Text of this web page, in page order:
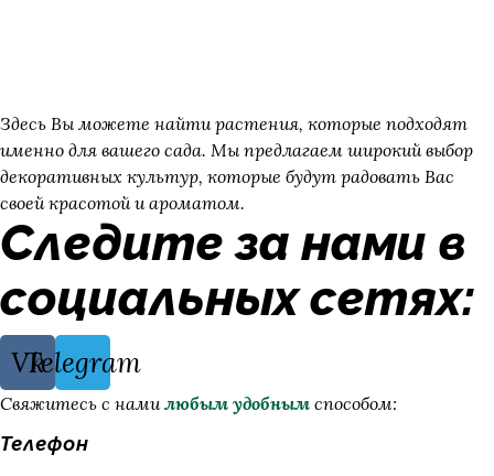
Здесь Вы можете найти растения, которые подходят
именно для вашего сада. Мы предлагаем широкий выбор
декоративных культур, которые будут радовать Вас
своей красотой и ароматом.
Следите за нами в
социальных сетях:
Vk
Telegram
Свяжитесь с намилюбым удобным способом:
Телефон